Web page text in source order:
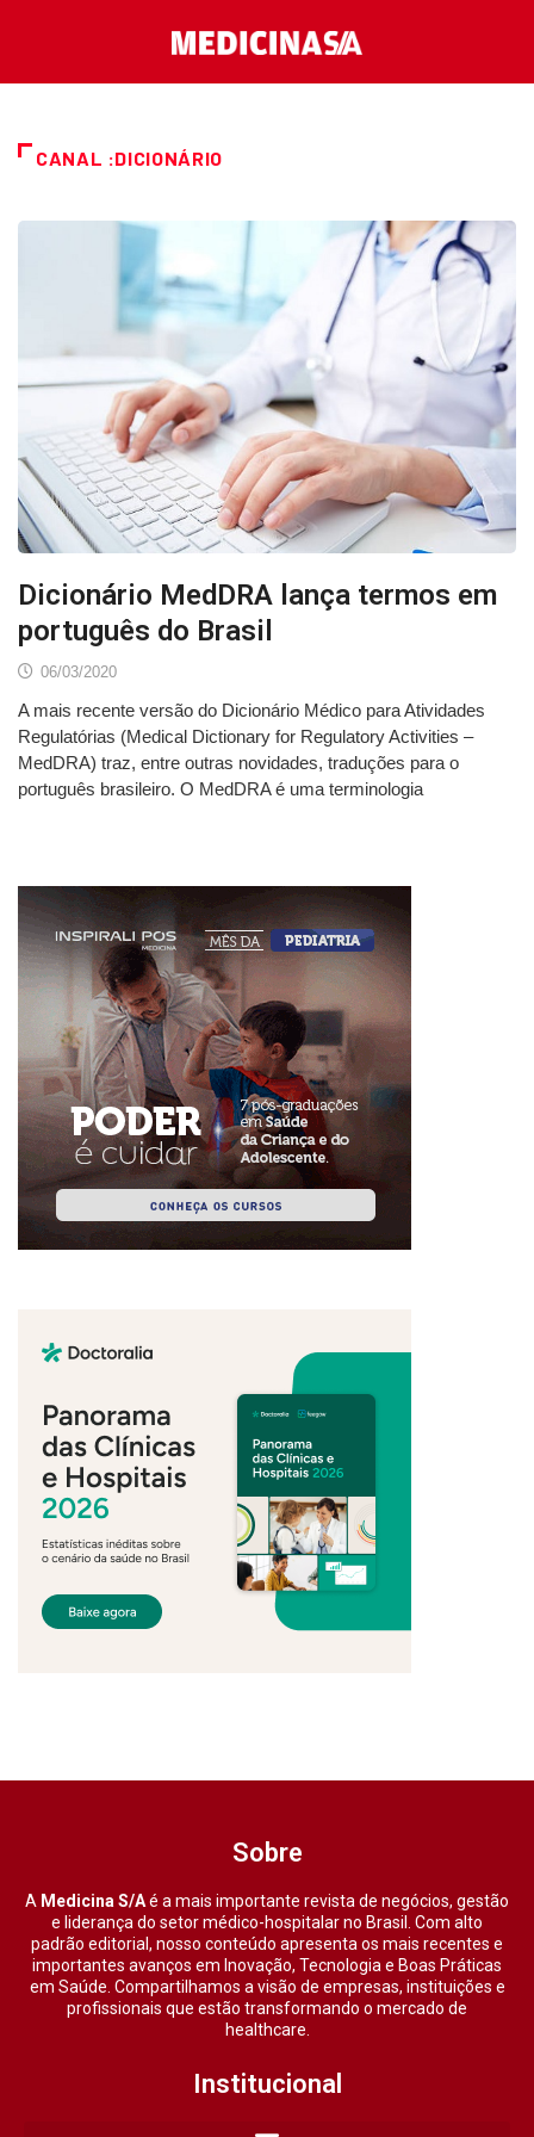
CANAL :DICIONÁRIO
Dicionário MedDRA lança termos em
português do Brasil
06/03/2020
A mais recente versão do Dicionário Médico para Atividades
Regulatórias (Medical Dictionary for Regulatory Activities –
MedDRA) traz, entre outras novidades, traduções para o
português brasileiro. O MedDRA é uma terminologia
Sobre
A Medicina S/Aé a mais importante revista de negócios, gestão
e liderança do setor médico-hospitalar no Brasil. Com alto
padrão editorial, nosso conteúdo apresenta os mais recentes e
importantes avanços em Inovação, Tecnologia e Boas Práticas
em Saúde. Compartilhamos a visão de empresas, instituições e
profissionais que estão transformando o mercado de
healthcare.
Institucional